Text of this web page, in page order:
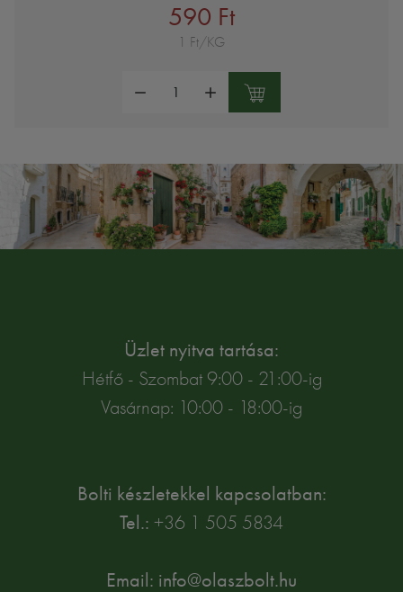
590 Ft
1 Ft/KG
Üzlet nyitva tartása:
Hétfő - Szombat 9:00 - 21:00-ig
Vasárnap: 10:00 - 18:00-ig
Bolti készletekkel kapcsolatban:
Tel.: +36 1 505 5834
Email: info@olaszbolt.hu